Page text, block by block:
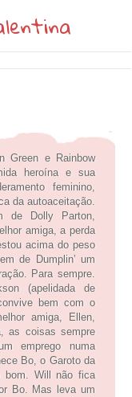
Green e Rainbow
heroína e sua
feminino,
da autoaceitação.
de Dolly Parton,
amiga, a perda
acima do peso
de Dumplin’ um
Para sempre.
(apelidada de
bem com o
amiga, Ellen,
as coisas sempre
emprego numa
Bo, o Garoto da
bom. Will não fica
Bo. Mas leva um